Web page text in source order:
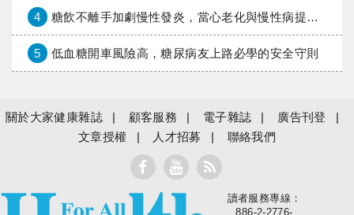
4 糖飲不離手加劇慢性發炎，當心老化與慢性病提早報到
5 低血糖開車風險高，糖尿病友上路必學的安全守則
關於大家健康雜誌 顧客服務 電子雜誌
廣告刊登
文章授權
人才招募 聯絡我們
大家健康
讀者服務專線：
886-2-2776-